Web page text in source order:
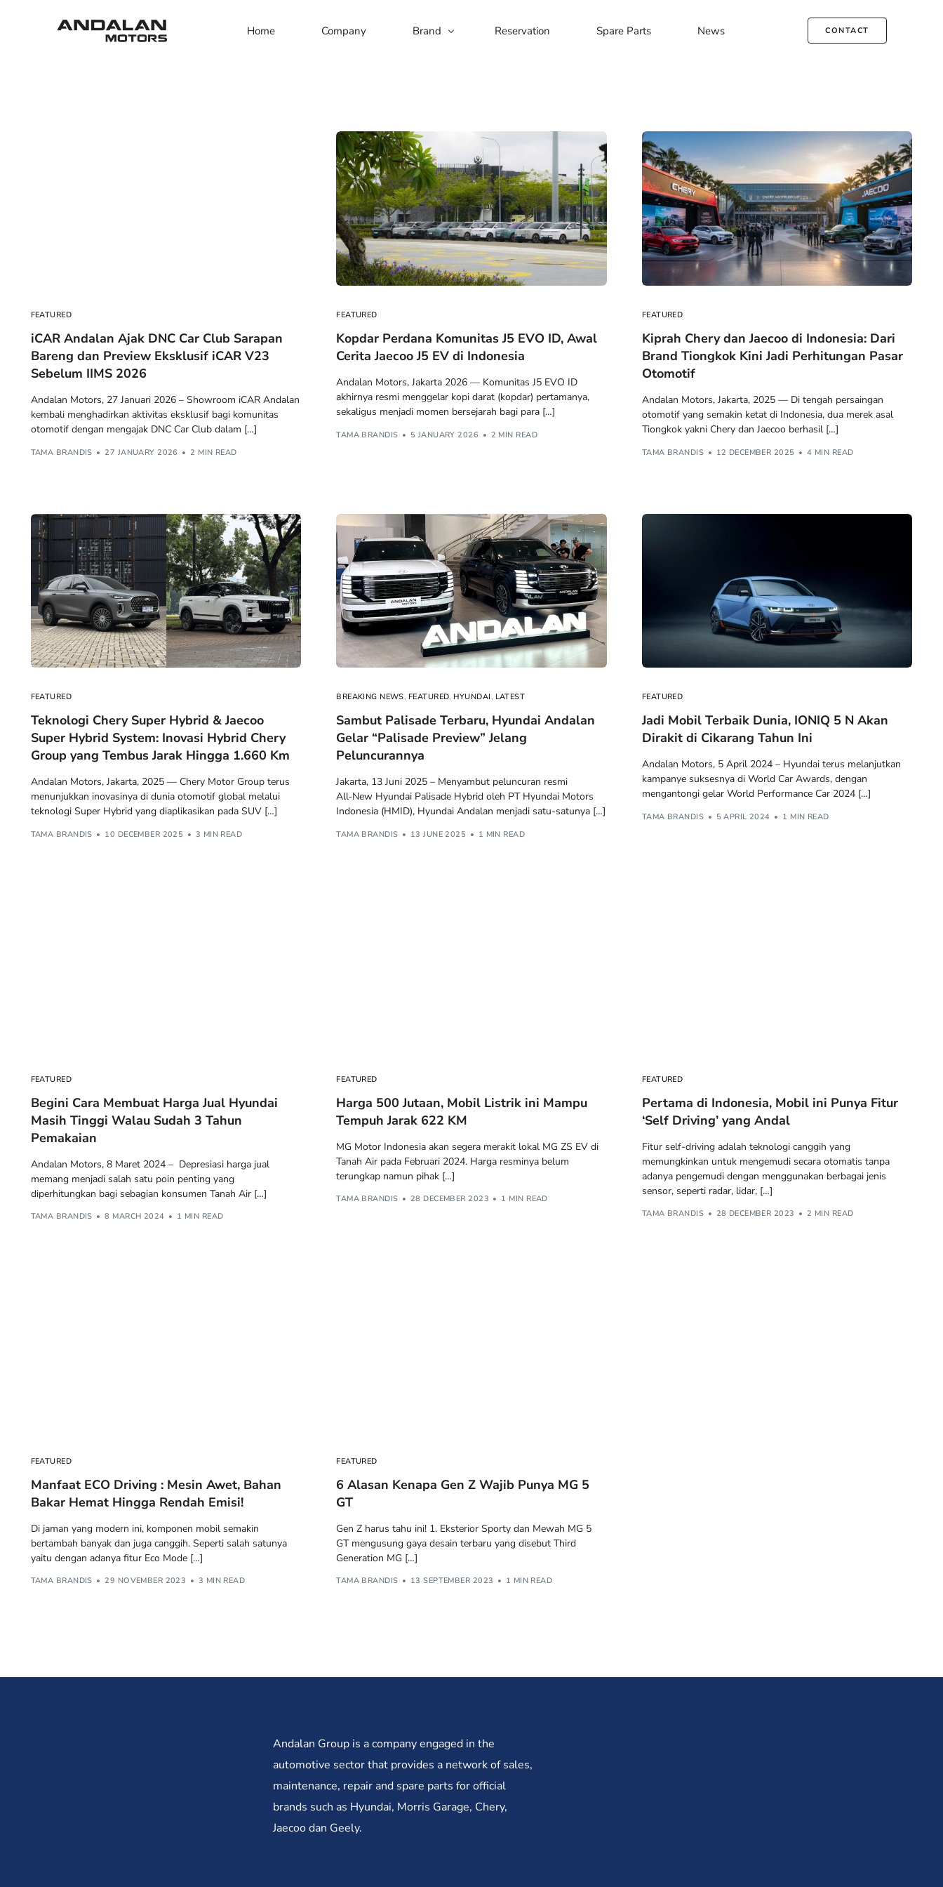
Home Company Brand
Morris Garage
Chery
Jaecoo
Reservation Spare Parts News CONTACT
FEATURED
iCAR Andalan Ajak DNC Car Club Sarapan
Bareng dan Preview Eksklusif iCAR V23
Sebelum IIMS 2026
Andalan Motors, 27 Januari 2026 – Showroom iCAR Andalan
kembali menghadirkan aktivitas eksklusif bagi komunitas
otomotif dengan mengajak DNC Car Club dalam […]
TAMA BRANDIS 27 JANUARY 2026 2 MIN READ
FEATURED
Kopdar Perdana Komunitas J5 EVO ID, Awal
Cerita Jaecoo J5 EV di Indonesia
Andalan Motors, Jakarta 2026 — Komunitas J5 EVO ID
akhirnya resmi menggelar kopi darat (kopdar) pertamanya,
sekaligus menjadi momen bersejarah bagi para […]
TAMA BRANDIS 5 JANUARY 2026 2 MIN READ
FEATURED
Kiprah Chery dan Jaecoo di Indonesia: Dari
Brand Tiongkok Kini Jadi Perhitungan Pasar
Otomotif
Andalan Motors, Jakarta, 2025 — Di tengah persaingan
otomotif yang semakin ketat di Indonesia, dua merek asal
Tiongkok yakni Chery dan Jaecoo berhasil […]
TAMA BRANDIS 12 DECEMBER 2025 4 MIN READ
FEATURED
Teknologi Chery Super Hybrid & Jaecoo
Super Hybrid System: Inovasi Hybrid Chery
Group yang Tembus Jarak Hingga 1.660 Km
Andalan Motors, Jakarta, 2025 — Chery Motor Group terus
menunjukkan inovasinya di dunia otomotif global melalui
teknologi Super Hybrid yang diaplikasikan pada SUV […]
TAMA BRANDIS 10 DECEMBER 2025 3 MIN READ
BREAKING NEWS, FEATURED, HYUNDAI, LATEST
Sambut Palisade Terbaru, Hyundai Andalan
Gelar “Palisade Preview” Jelang
Peluncurannya
Jakarta, 13 Juni 2025 – Menyambut peluncuran resmi
All‑New Hyundai Palisade Hybrid oleh PT Hyundai Motors
Indonesia (HMID), Hyundai Andalan menjadi satu-satunya […]
TAMA BRANDIS 13 JUNE 2025 1 MIN READ
FEATURED
Jadi Mobil Terbaik Dunia, IONIQ 5 N Akan
Dirakit di Cikarang Tahun Ini
Andalan Motors, 5 April 2024 – Hyundai terus melanjutkan
kampanye suksesnya di World Car Awards, dengan
mengantongi gelar World Performance Car 2024 […]
TAMA BRANDIS 5 APRIL 2024 1 MIN READ
FEATURED
Begini Cara Membuat Harga Jual Hyundai
Masih Tinggi Walau Sudah 3 Tahun
Pemakaian
Andalan Motors, 8 Maret 2024 – Depresiasi harga jual
memang menjadi salah satu poin penting yang
diperhitungkan bagi sebagian konsumen Tanah Air […]
TAMA BRANDIS 8 MARCH 2024 1 MIN READ
FEATURED
Harga 500 Jutaan, Mobil Listrik ini Mampu
Tempuh Jarak 622 KM
MG Motor Indonesia akan segera merakit lokal MG ZS EV di
Tanah Air pada Februari 2024. Harga resminya belum
terungkap namun pihak […]
TAMA BRANDIS 28 DECEMBER 2023 1 MIN READ
FEATURED
Pertama di Indonesia, Mobil ini Punya Fitur
‘Self Driving’ yang Andal
Fitur self-driving adalah teknologi canggih yang
memungkinkan untuk mengemudi secara otomatis tanpa
adanya pengemudi dengan menggunakan berbagai jenis
sensor, seperti radar, lidar, […]
TAMA BRANDIS 28 DECEMBER 2023 2 MIN READ
FEATURED
Manfaat ECO Driving : Mesin Awet, Bahan
Bakar Hemat Hingga Rendah Emisi!
Di jaman yang modern ini, komponen mobil semakin
bertambah banyak dan juga canggih. Seperti salah satunya
yaitu dengan adanya fitur Eco Mode […]
TAMA BRANDIS 29 NOVEMBER 2023 3 MIN READ
FEATURED
6 Alasan Kenapa Gen Z Wajib Punya MG 5
GT
Gen Z harus tahu ini! 1. Eksterior Sporty dan Mewah MG 5
GT mengusung gaya desain terbaru yang disebut Third
Generation MG […]
TAMA BRANDIS 13 SEPTEMBER 2023 1 MIN READ
Andalan Group is a company engaged in the
automotive sector that provides a network of sales,
maintenance, repair and spare parts for official
brands such as Hyundai, Morris Garage, Chery,
Jaecoo dan Geely.